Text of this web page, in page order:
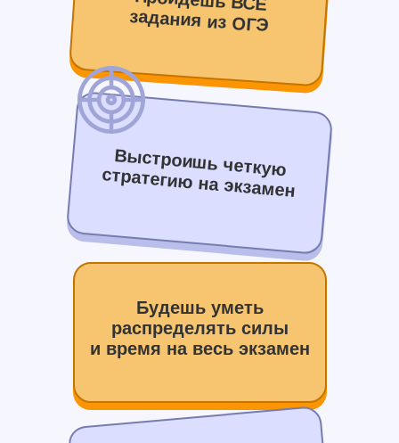
Будешь уметь
распределять силы
и время на весь экзамен
задания из ОГЭ
Выстроишь четкую
стратегию на экзамен